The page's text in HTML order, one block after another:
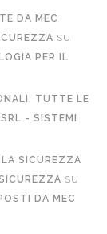
DA MEC
SU
PER IL
TUTTE LE
- SISTEMI
SICUREZZA
SU
DA MEC